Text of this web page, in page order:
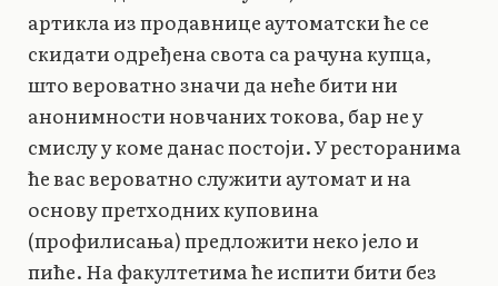
артикла из продавнице аутоматски ће се
скидати одређена свота са рачуна купца,
што вероватно значи да неће бити ни
анонимности новчаних токова, бар не у
смислу у коме данас постоји. У ресторанима
ће вас вероватно служити аутомат и на
основу претходних куповина
(профилисања) предложити неко јело и
пиће. На факултетима ће испити бити без